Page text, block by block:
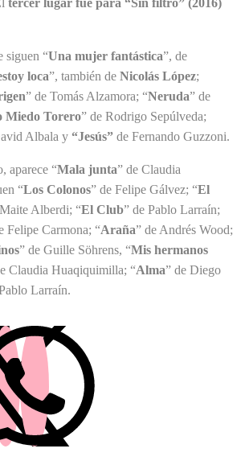
tercer lugar fue para “Sin filtro” (2016)
siguen “Una mujer fantástica”, de
loca”, también de Nicolás López;
” de Tomás Alzamora; “Neruda” de
Miedo Torero” de Rodrigo Sepúlveda;
Albala y “Jesús” de Fernando Guzzoni.
aparece “Mala junta” de Claudia
“Los Colonos” de Felipe Gálvez; “El
Alberdi; “El Club” de Pablo Larraín;
Felipe Carmona; “Araña” de Andrés Wood;
” de Guille Söhrens, “Mis hermanos
Claudia Huaqiquimilla; “Alma” de Diego
Larraín.